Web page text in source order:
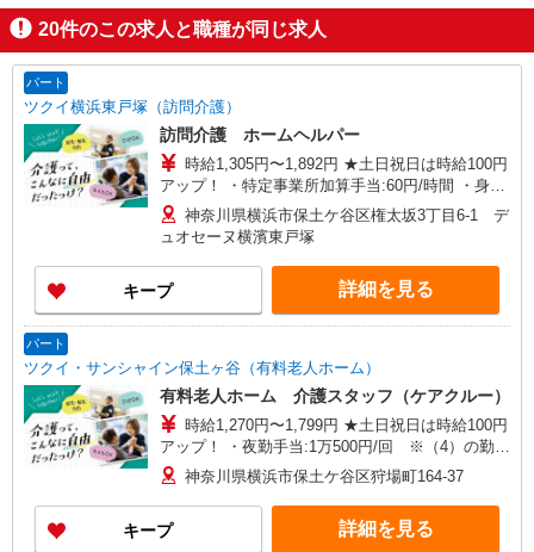
※経験者は3ヶ月以上
※給与幅は経験・能力による
★週払いOK（規定あり）
掲載期間終了
20件のこの求人と職種が同じ求人
パート
ツクイ横浜東戸塚（訪問介護）
訪問介護 ホームヘルパー
時給1,305円〜1,892円 ★土日祝日は時給100円
アップ！ ・特定事業所加算手当:60円/時間 ・身体
介護手当:500円/時間 ・早朝夜間深夜手当:300円/
時間 （18:00〜翌07:59の時間帯） ・ICT手
当:2,000円/月 ・深夜割増は別途支給 ・ケア→ケ
アの移動時間も賃金（時給）を支給 ※給与幅は資
格・経験等による
神奈川県横浜市保土ケ谷区権太坂3丁目6-1 デ
ュオセーヌ横濱東戸塚
キープ 詳細を見る
パート
ツクイ・サンシャイン保土ヶ谷（有料老人ホーム）
有料老人ホーム 介護スタッフ（ケアクルー）
時給1,270円〜1,799円 ★土日祝日は時給100円
アップ！ ・夜勤手当:1万500円/回 ※（4）の勤務
時に支給 ※給与幅は資格・経験等による
神奈川県横浜市保土ケ谷区狩場町164-37
キープ 詳細を見る